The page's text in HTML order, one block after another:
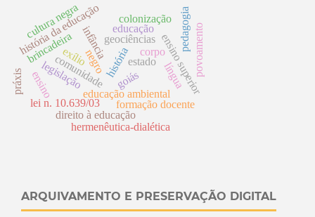
infância
história corpo
geociências
educação ambiental
educação
comunidade
colonização
estado
negro
história da educação
goiás
formação docente
ensino superior
lei n. 10.639/03
legislação
direito à educação
pedagogia
ensino
hermenêutica-dialética
brincadeiraexílio
práxis
povoamento
cultura negra
língua
ARQUIVAMENTO E PRESERVAÇÃO DIGITAL